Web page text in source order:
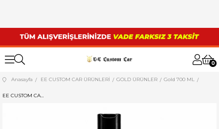
0
Anasayfa EE CUSTOM CAR ÜRÜNLERİ GOLD ÜRÜNLER Gold 700 ML
EE CUSTOM CAR PREWASH ÖN YIKAMA ŞAMPUANI 700 ML